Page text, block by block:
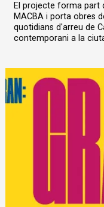
El projecte forma part
MACBA i porta obres
quotidians d'arreu de
contemporani a la